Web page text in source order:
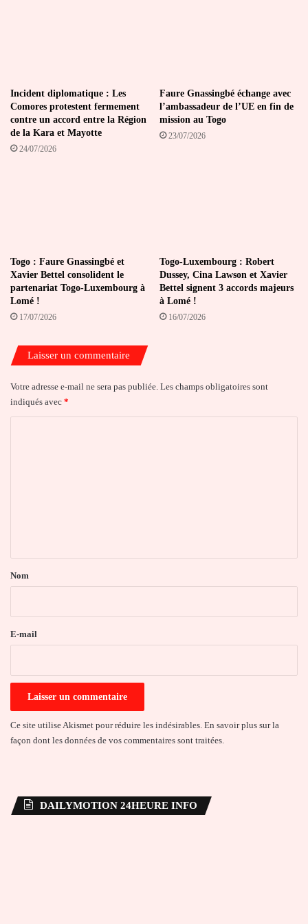
Incident diplomatique : Les
Comores protestent fermement
contre un accord entre la Région
de la Kara et Mayotte
24/07/2026
Faure Gnassingbé échange avec
l’ambassadeur de l’UE en fin de
mission au Togo
23/07/2026
Togo : Faure Gnassingbé et
Xavier Bettel consolident le
partenariat Togo-Luxembourg à
Lomé !
17/07/2026
Togo-Luxembourg : Robert
Dussey, Cina Lawson et Xavier
Bettel signent 3 accords majeurs
à Lomé !
16/07/2026
Laisser un commentaire
Votre adresse e-mail ne sera pas publiée. Les champs obligatoires sont
indiqués avec *
a
e
Nom
E-mail
Ce site utilise Akismet pour réduire les indésirables. En savoir plus sur la
façon dont les données de vos commentaires sont traitées.
DAILYMOTION 24HEURE INFO